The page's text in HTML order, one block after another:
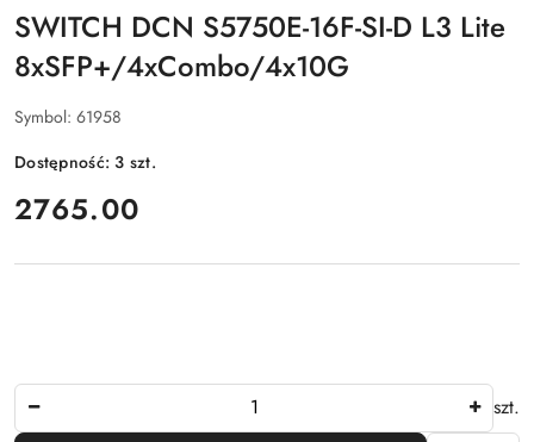
SWITCH DCN S5750E-16F-SI-D L3 Lite
8xSFP+/4xCombo/4x10G
Symbol: 61958
Dostępność:3 szt.
cena:
2765.00
szt.